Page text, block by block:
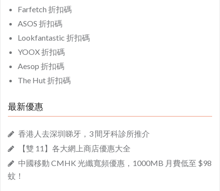
Farfetch 折扣碼
ASOS 折扣碼
Lookfantastic 折扣碼
YOOX 折扣碼
Aesop 折扣碼
The Hut 折扣碼
最新優惠
香港人去深圳睇牙，3 間牙科診所推介
【雙 11】各大網上商店優惠大全
中國移動 CMHK 光纖寬頻優惠，1000MB 月費低至 $98
蚊！